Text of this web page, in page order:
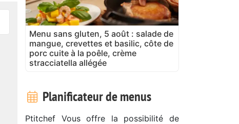
Menu sans gluten, 5 août : salade de
mangue, crevettes et basilic, côte de
porc cuite à la poêle, crème
stracciatella allégée
Planificateur de menus
Ptitchef Vous offre la possibilité de